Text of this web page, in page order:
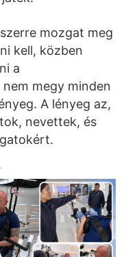
mozgat meg
kell, közben
a
megy minden
A lényeg az,
nevettek, és